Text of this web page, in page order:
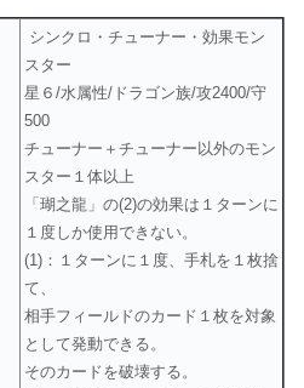
シンクロ・チューナー・効果モン
スター
星６/水属性/ドラゴン族/攻2400/守
500
チューナー＋チューナー以外のモン
スター１体以上
「瑚之龍」の(2)の効果は１ターンに
１度しか使用できない。
(1)：１ターンに１度、手札を１枚捨
て、
相手フィールドのカード１枚を対象
として発動できる。
そのカードを破壊する。